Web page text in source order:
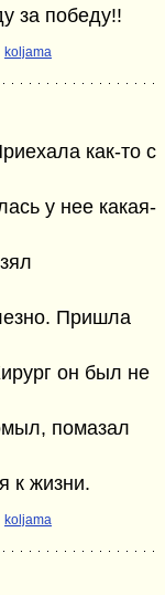
за победу!!
koljama
как-то с
у нее какая-
Пришла
он был не
помазал
к жизни.
koljama